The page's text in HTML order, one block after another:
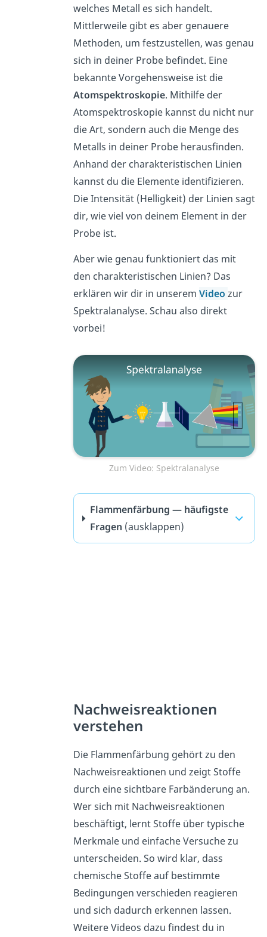
welches Metall es sich handelt.
Mittlerweile gibt es aber genauere
Methoden, um festzustellen, was genau
sich in deiner Probe befindet. Eine
bekannte Vorgehensweise ist die
Atomspektroskopie. Mithilfe der
Atomspektroskopie kannst du nicht nur
die Art, sondern auch die Menge des
Metalls in deiner Probe herausfinden.
Anhand der charakteristischen Linien
kannst du die Elemente identifizieren.
Die Intensität (Helligkeit) der Linien sagt
dir, wie viel von deinem Element in der
Probe ist.
Aber wie genau funktioniert das mit
den charakteristischen Linien? Das
erklären wir dir in unserem Video zur
Spektralanalyse. Schau also direkt
vorbei!
Zum Video: Spektralanalyse
Flammenfärbung — häufigste
Fragen (ausklappen)
Nachweisreaktionen
verstehen
Die Flammenfärbung gehört zu den
Nachweisreaktionen und zeigt Stoffe
durch eine sichtbare Farbänderung an.
Wer sich mit Nachweisreaktionen
beschäftigt, lernt Stoffe über typische
Merkmale und einfache Versuche zu
unterscheiden. So wird klar, dass
chemische Stoffe auf bestimmte
Bedingungen verschieden reagieren
und sich dadurch erkennen lassen.
Weitere Videos dazu findest du in